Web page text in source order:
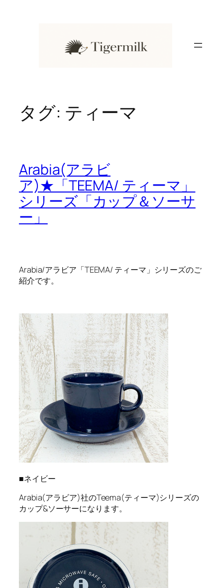
タグ: ティーマ
Arabia(アラビ
ア)★「TEEMA/ ティーマ」
シリーズ「カップ＆ソーサ
ー」
Arabia/アラビア「TEEMA/ ティーマ」シリーズのご
紹介です。
■ネイビー
Arabia(アラビア)社のTeema(ティーマ)シリーズの
カップ&ソーサーになります。